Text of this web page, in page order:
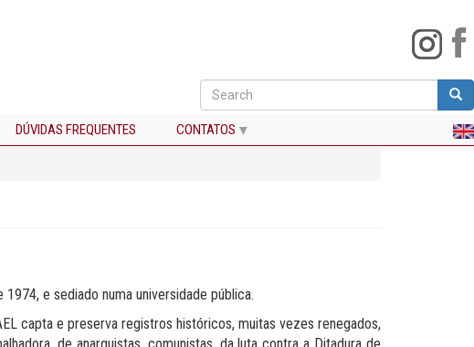
Buscar
Search
DÚVIDAS FREQUENTES CONTATOS
e sediado numa universidade pública.
capta e preserva registros históricos, muitas vezes renegados,